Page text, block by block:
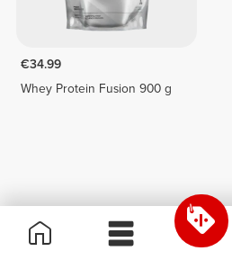
€34.99
Whey Protein Fusion 900 g